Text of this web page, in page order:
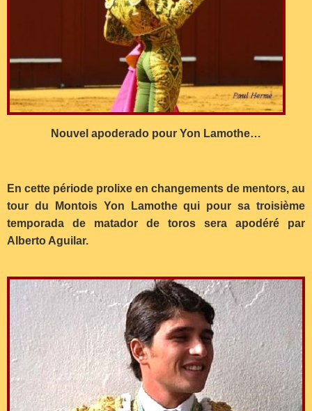
Nouvel apoderado pour Yon Lamothe…
En cette période prolixe en changements de mentors, au
tour du Montois Yon Lamothe qui pour sa troisième
temporada de matador de toros sera apodéré par
Alberto Aguilar.